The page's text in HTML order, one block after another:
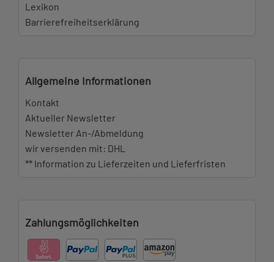
Lexikon
Barrierefreiheitserklärung
Allgemeine Informationen
Kontakt
Aktueller Newsletter
Newsletter An-/Abmeldung
wir versenden mit: DHL
** Information zu Lieferzeiten und Lieferfristen
Zahlungsmöglichkeiten